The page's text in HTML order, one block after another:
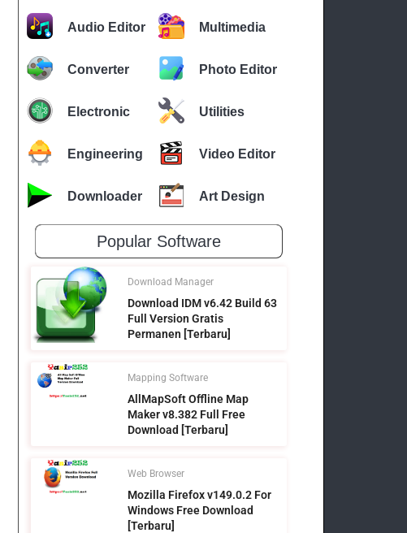
Audio Editor Multimedia
Converter Photo Editor
Electronic Utilities
Engineering Video Editor
Downloader Art Design
Popular Software
Download Manager
Download IDM v6.42 Build 63
Full Version Gratis
Permanen [Terbaru]
Mapping Software
AllMapSoft Offline Map
Maker v8.382 Full Free
Download [Terbaru]
Web Browser
Mozilla Firefox v149.0.2 For
Windows Free Download
[Terbaru]